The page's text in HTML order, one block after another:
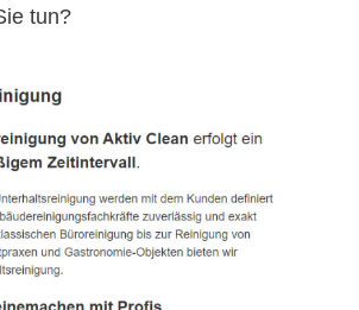
tun?